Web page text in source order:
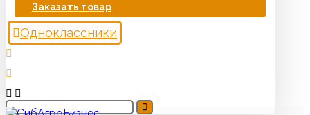
Заказать товар
Одноклассники